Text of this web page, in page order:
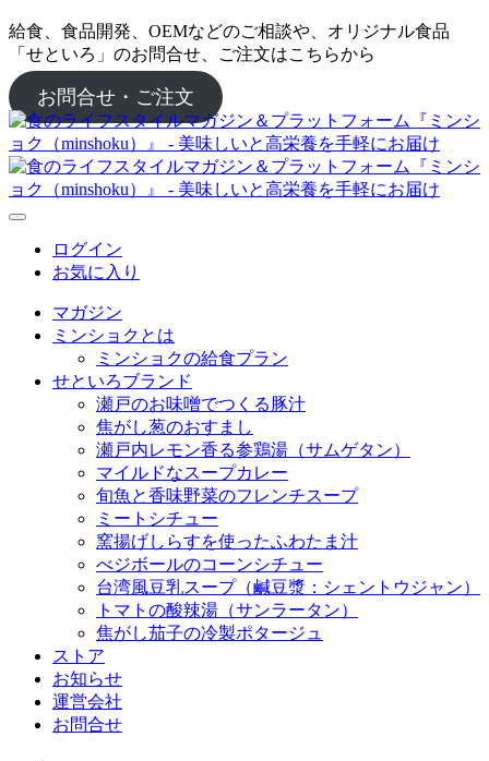
給食、食品開発、OEMなどのご相談や、オリジナル食品
「せといろ」のお問合せ、ご注文はこちらから
お問合せ・ご注文
ログイン
お気に入り
マガジン
ミンショクとは
ミンショクの給食プラン
せといろブランド
瀬戸のお味噌でつくる豚汁
焦がし葱のおすまし
瀬戸内レモン香る参鶏湯（サムゲタン）
マイルドなスープカレー
旬魚と香味野菜のフレンチスープ
ミートシチュー
窯揚げしらすを使ったふわたま汁
べジボールのコーンシチュー
台湾風豆乳スープ（鹹豆漿：シェントウジャン）
トマトの酸辣湯（サンラータン）
焦がし茄子の冷製ポタージュ
ストア
お知らせ
運営会社
お問合せ